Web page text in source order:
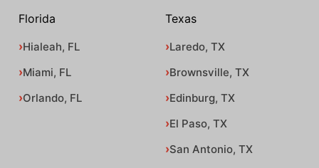
Florida
Hialeah, FL
Miami, FL
Orlando, FL
Texas
Laredo, TX
Brownsville, TX
Edinburg, TX
El Paso, TX
San Antonio, TX